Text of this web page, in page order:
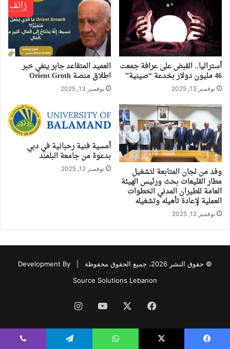
أستراليا.. القبض على عرافة جمعت
46 مليون دولار بخدعة “صينية”
نوفمبر 13, 2025
العميد المتقاعد جابر ينفي خبر
اطلاق منصة Orient Groth
نوفمبر 13, 2025
وفد من لجان المتابعة لتشغيل
مطار القليعات بحث ورئيس الهيئة
العامة للطيران المدني الخطوات
العملية لإعادة تأهيله وتشغيله
نوفمبر 12, 2025
أمسية فنية رحبانية في دبي
بدعوة من جامعة البلمند
نوفمبر 12, 2025
© حقوق النشر 2026، جميع الحقوق محفوظة |
Development By
Source Solutions Lebanon
فيسبوك ‫YouTubeانستقرام